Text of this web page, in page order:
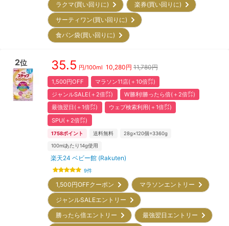
ラクマ(買い回りに)
楽券(買い回りに)
サーティワン(買い回りに)
食パン袋(買い回りに)
2位 35.5 円/100ml 10,280円 11,780円
1,500円OFF
マラソン11店(＋10倍㌽)
ジャンルSALE(＋2倍㌽)
W勝利!勝ったら倍(＋2倍㌽)
最強翌日(＋1倍㌽)
ウェブ検索利用(＋1倍㌽)
SPU(＋2倍㌽)
1758ポイント 送料無料 28g×120個=3360g
100mlあたり14g使用
楽天24 ベビー館 (Rakuten)
9件
1,500円OFFクーポン
マラソンエントリー
ジャンルSALEエントリー
勝ったら倍エントリー
最強翌日エントリー